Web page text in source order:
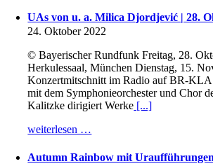
UAs von u. a. Milica Djordjević | 28.
24. Oktober 2022
© Bayerischer Rundfunk Freitag, 28.
Herkulessaal, München Dienstag, 15.
Konzertmitschnitt im Radio auf BR-
mit dem Symphonieorchester und Chor
Kalitzke dirigiert Werke [...]
weiterlesen …
Autumn Rainbow mit